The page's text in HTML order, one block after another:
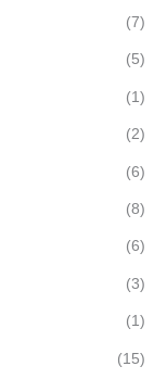
(7)
(5)
(1)
(2)
(6)
(8)
(6)
(3)
(1)
(15)